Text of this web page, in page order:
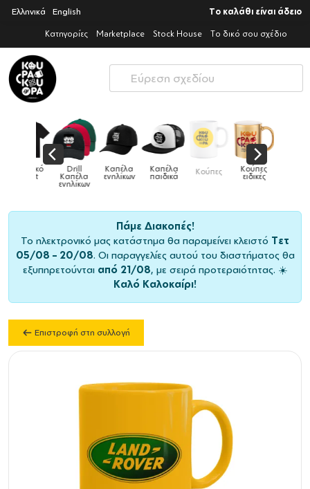
Ελληνικά English Το καλάθι είναι άδειο
Κατηγορίες Marketplace Stock House Το δικό σου σχέδιο
Καπέλα
ενηλίκων
Καπέλα
ενηλίκων
Καπέλα
παιδικά Κούπες Κούπες
ειδικές χρωματιστές
Πάμε Διακοπές!
Το ηλεκτρονικό μας κατάστημα θα παραμείνει κλειστό Τετ
05/08 – 20/08. Οι παραγγελίες αυτού του διαστήματος θα
εξυπηρετούνται από 21/08, με σειρά προτεραιότητας. ☀️
Καλό Καλοκαίρι!
Επιστροφή στη συλλογή